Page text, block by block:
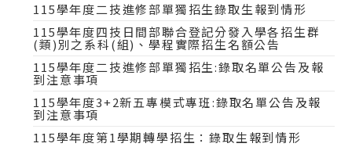
115學年度二技進修部單獨招生錄取生報到情形
115學年度四技日間部聯合登記分發入學各招生群
(類)別之系科(組)、學程實際招生名額公告
115學年度二技進修部單獨招生:錄取名單公告及報
到注意事項
115學年度3+2新五專模式專班:錄取名單公告及報
到注意事項
115學年度第1學期轉學招生：錄取生報到情形